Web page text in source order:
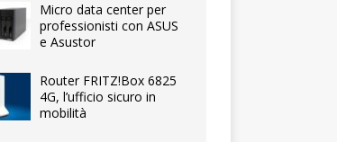
Micro data center per
professionisti con ASUS
e Asustor
Router FRITZ!Box 6825
4G, l’ufficio sicuro in
mobilità